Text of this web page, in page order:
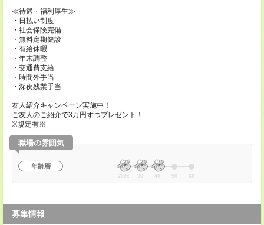
≪待遇・福利厚生≫
・日払い制度
・社会保険完備
・無料定期健診
・有給休暇
・年末調整
・交通費支給
・時間外手当
・深夜残業手当
友人紹介キャンペーン実施中！
ご友人のご紹介で3万円ずつプレゼント！
※規定有※
職場の雰囲気
年齢層
20代 30 40 50 60
募集情報